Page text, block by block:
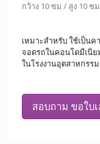
กว้าง 10 ซม / สูง 10 ซ
เหมาะสำหรับ ใช้เป็น
จอดรถในคอนโดมีเนี
ในโรงงานอุตสาหกร
สอบถาม ขอใบ